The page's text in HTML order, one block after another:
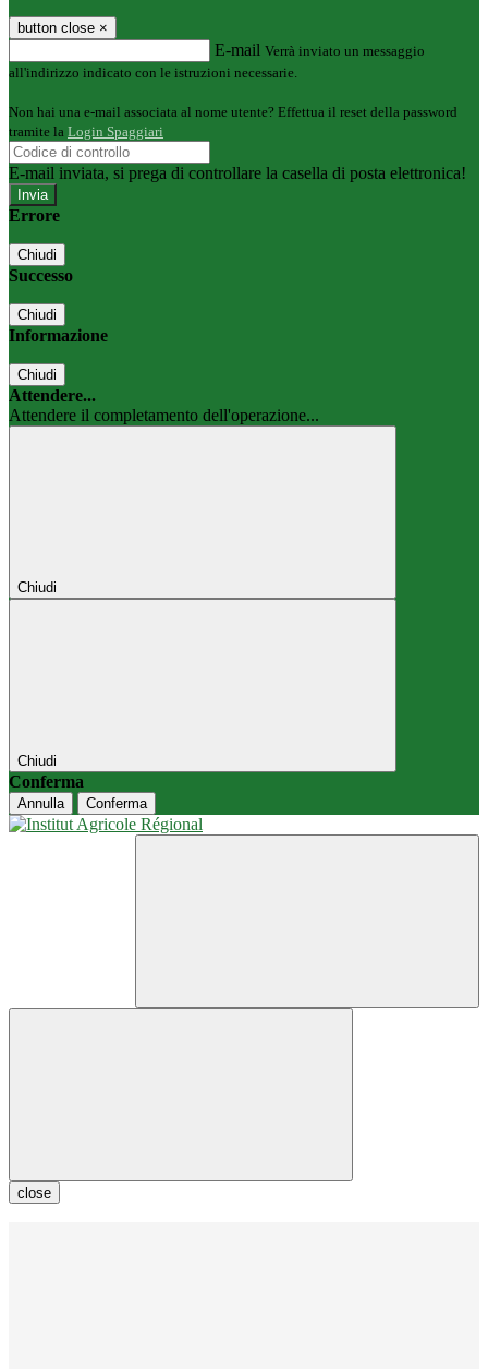
button close ×
E-mail Verrà inviato un messaggio
all'indirizzo indicato con le istruzioni necessarie.
Non hai una e-mail associata al nome utente? Effettua il reset della password
tramite la Login Spaggiari
E-mail inviata, si prega di controllare la casella di posta elettronica!
Errore
Chiudi
Successo
Chiudi
Informazione
Chiudi
Attendere...
Attendere il completamento dell'operazione...
Chiudi
Chiudi
Conferma
Annulla Conferma
close